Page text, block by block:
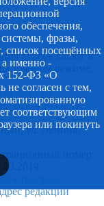
курсов валют и
режиме,
край.рф.
образования
ул. Ленина,
номер:
телефон
редакции
обеспечения,
фразы,
список посещённых
а именно -
152-ФЗ «О
не согласен с тем,
соответствующим
или покинуть